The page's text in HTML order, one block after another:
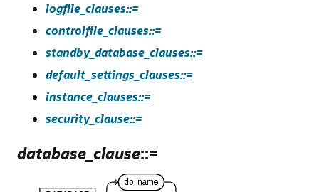
logfile_clauses::=
controlfile_clauses::=
standby_database_clauses::=
default_settings_clauses::=
instance_clauses::=
security_clause::=
database_clause::=